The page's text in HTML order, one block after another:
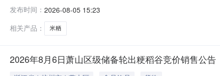
延至第二场），现就有关事宜公告如下：新用户交易流
详情资料由委托
发布时间： 2026-08-05 15:23
相关产品：
米粞
2026年8月6日萧山区级储备轮出粳稻谷竞价销售公告